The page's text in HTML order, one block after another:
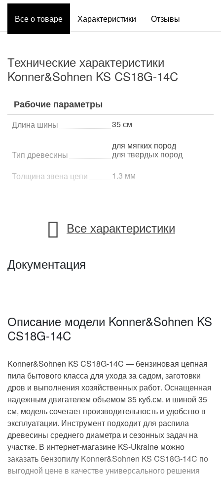
Все о товаре Характеристики Отзывы
Технические характеристики
Konner&Sohnen KS CS18G-14C
Рабочие параметры
Длина шины 35 см
Тип древесины
для мягких пород
для твердых пород
Толщина звена цепи
1.3 мм
2-тактный
Обороты двигателя
Охлаждение
Конструктивные и функциональные
особенности
Конструкция средние
Особенности
инерционный тормоз цепи
праймер (подкачка
топлива)
Все характеристики
Документация
Описание модели Konner&Sohnen KS
CS18G-14C
Konner&Sohnen KS CS18G-14C — бензиновая цепная
пила бытового класса для ухода за садом, заготовки
дров и выполнения хозяйственных работ. Оснащенная
надежным двигателем объемом 35 куб.см. и шиной 35
см, модель сочетает производительность и удобство в
эксплуатации. Инструмент подходит для распила
древесины среднего диаметра и сезонных задач на
участке. В интернет-магазине KS-Ukraine можно
заказать бензопилу Konner&Sohnen KS CS18G-14C по
выгодной цене в качестве универсального решения